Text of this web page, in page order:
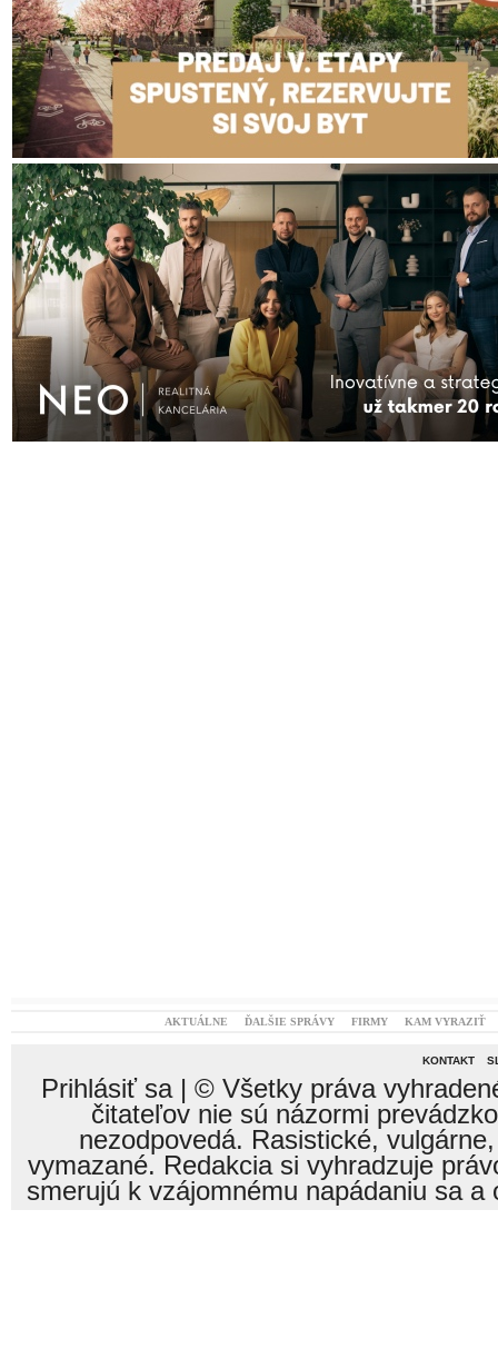
AKTUÁLNE ĎALŠIE SPRÁVY FIRMY KAM VYRAZIŤ
KONTAKT
Prihlásiť sa| © Všetky práva
čitateľov nie sú názormi
nezodpovedá. Rasistické,
vymazané. Redakcia si vyhradzuje
smerujú k vzájomnému napádaniu sa